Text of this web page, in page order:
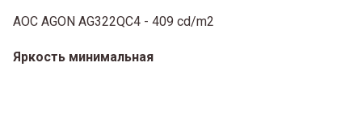
AOC AGON AG322QC4 - 409 cd/m2
Яркость минимальная